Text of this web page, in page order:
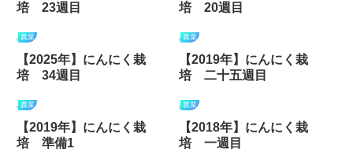
培 23週目
培 20週目
農業
【2025年】にんにく栽
培 34週目
農業
【2019年】にんにく栽
培 二十五週目
農業
【2019年】にんにく栽
培 準備1
農業
【2018年】にんにく栽
培 一週目